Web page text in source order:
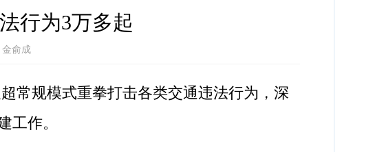
行为3万多起
金俞成
规模式重拳打击各类交通违法行为，深
工作。